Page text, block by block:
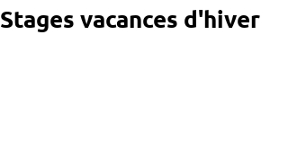
Stages vacances d'hiver